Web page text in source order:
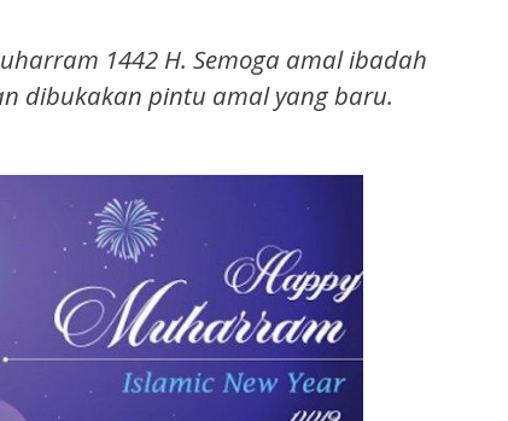
1442 H. Semoga amal ibadah
dibukakan pintu amal yang baru.